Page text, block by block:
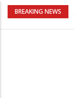
BREAKING NEWS